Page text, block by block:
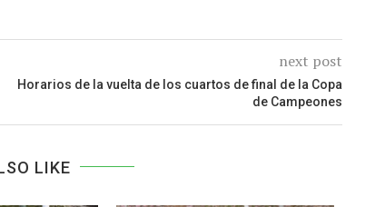
next post
Horarios de la vuelta de los cuartos de final de la Copa
de Campeones
LIKE